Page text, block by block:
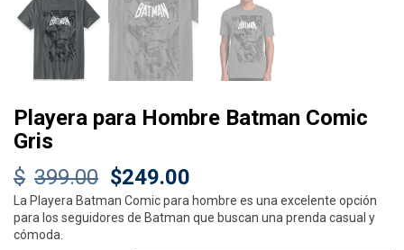
Playera para Hombre Batman Comic
Gris
$ 399.00 Original
price
$249.00
price
La Playera Batman Comic para hombre es una excelente opción
para los seguidores de Batman que buscan una prenda casual y
cómoda.